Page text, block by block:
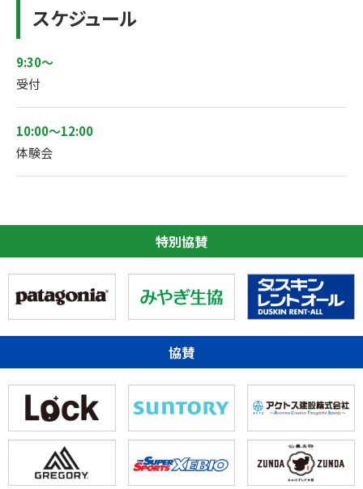
スケジュール
9:30～
受付
10:00～12:00
体験会
特別協賛
協賛